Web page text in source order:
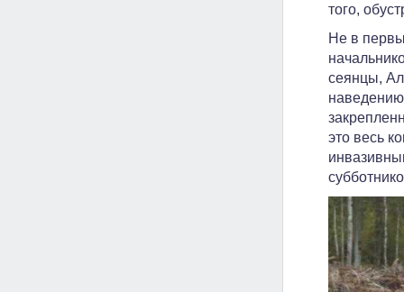
того,
Не в
сеянцы,
это весь